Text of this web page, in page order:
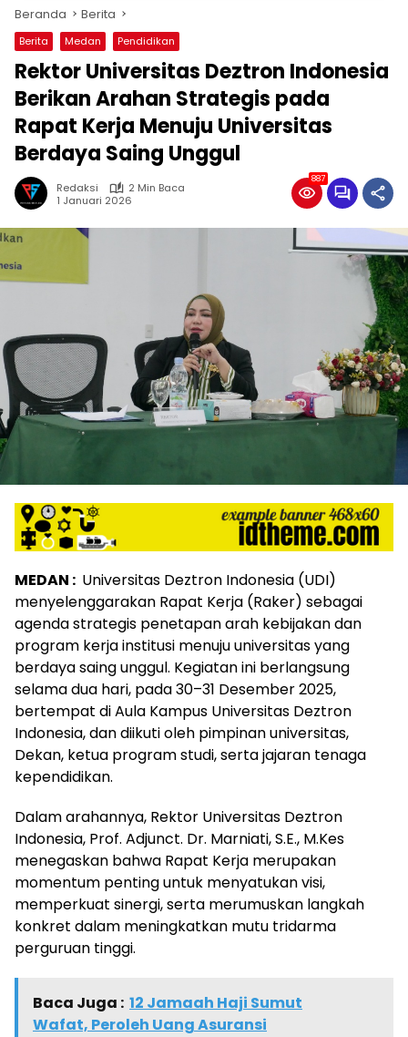
Beranda Berita
Berita Medan Pendidikan
Rektor Universitas Deztron Indonesia
Berikan Arahan Strategis pada
Rapat Kerja Menuju Universitas
Berdaya Saing Unggul
Redaksi
2 Min Baca
1 Januari 2026
887
MEDAN : Universitas Deztron Indonesia (UDI)
menyelenggarakan Rapat Kerja (Raker) sebagai
agenda strategis penetapan arah kebijakan dan
program kerja institusi menuju universitas yang
berdaya saing unggul. Kegiatan ini berlangsung
selama dua hari, pada 30–31 Desember 2025,
bertempat di Aula Kampus Universitas Deztron
Indonesia, dan diikuti oleh pimpinan universitas,
Dekan, ketua program studi, serta jajaran tenaga
kependidikan.
Dalam arahannya, Rektor Universitas Deztron
Indonesia, Prof. Adjunct. Dr. Marniati, S.E., M.Kes
menegaskan bahwa Rapat Kerja merupakan
momentum penting untuk menyatukan visi,
memperkuat sinergi, serta merumuskan langkah
konkret dalam meningkatkan mutu tridarma
perguruan tinggi.
Baca Juga : 12 Jamaah Haji Sumut
Wafat, Peroleh Uang Asuransi